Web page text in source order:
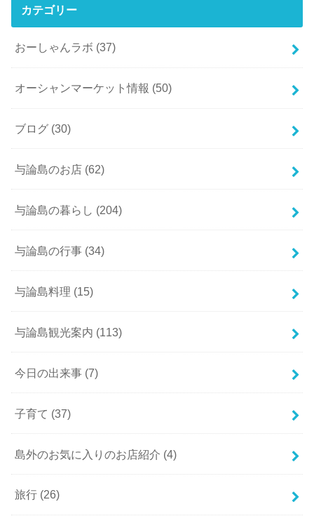
カテゴリー
おーしゃんラボ (37)
オーシャンマーケット情報 (50)
ブログ (30)
与論島のお店 (62)
与論島の暮らし (204)
与論島の行事 (34)
与論島料理 (15)
与論島観光案内 (113)
今日の出来事 (7)
子育て (37)
島外のお気に入りのお店紹介 (4)
旅行 (26)